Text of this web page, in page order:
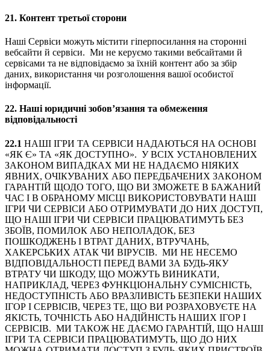
21. Контент третьої сторони
Наші Сервіси можуть містити гіперпосилання на сторонні
вебсайти й сервіси. Ми не керуємо такими вебсайтами й
сервісами та не відповідаємо за їхній контент або за збір
даних, використання чи розголошення вашої особистої
інформації.
22. Наші юридичні зобов’язання та обмеження
відповідальності
22.1 НАШІ ІГРИ ТА СЕРВІСИ НАДАЮТЬСЯ НА ОСНОВІ
«ЯК Є» ТА «ЯК ДОСТУПНО». У ВСІХ УСТАНОВЛЕНИХ
ЗАКОНОМ ВИПАДКАХ МИ НЕ НАДАЄМО НІЯКИХ
ЯВНИХ, ОЧІКУВАНИХ АБО ПЕРЕДБАЧЕНИХ ЗАКОНОМ
ГАРАНТІЙ ЩОДО ТОГО, ЩО ВИ ЗМОЖЕТЕ В БАЖАНИЙ
ЧАС І В ОБРАНОМУ МІСЦІ ВИКОРИСТОВУВАТИ НАШІ
ІГРИ ЧИ СЕРВІСИ АБО ОТРИМУВАТИ ДО НИХ ДОСТУП,
ЩО НАШІ ІГРИ ЧИ СЕРВІСИ ПРАЦЮВАТИМУТЬ БЕЗ
ЗБОЇВ, ПОМИЛОК АБО НЕПОЛАДОК, БЕЗ
ПОШКОДЖЕНЬ І ВТРАТ ДАНИХ, ВТРУЧАНЬ,
ХАКЕРСЬКИХ АТАК ЧИ ВІРУСІВ. МИ НЕ НЕСЕМО
ВІДПОВІДАЛЬНОСТІ ПЕРЕД ВАМИ ЗА БУДЬ-ЯКУ
ВТРАТУ ЧИ ШКОДУ, ЩО МОЖУТЬ ВИНИКАТИ,
НАПРИКЛАД, ЧЕРЕЗ ФУНКЦІОНАЛЬНУ СУМІСНІСТЬ,
НЕДОСТУПНІСТЬ АБО ВРАЗЛИВІСТЬ БЕЗПЕКИ НАШИХ
ІГОР І СЕРВІСІВ, ЧЕРЕЗ ТЕ, ЩО ВИ РОЗРАХОВУЄТЕ НА
ЯКІСТЬ, ТОЧНІСТЬ АБО НАДІЙНІСТЬ НАШИХ ІГОР І
СЕРВІСІВ. МИ ТАКОЖ НЕ ДАЄМО ГАРАНТІЙ, ЩО НАШІ
ІГРИ ТА СЕРВІСИ ПРАЦЮВАТИМУТЬ, ЩО ДО НИХ